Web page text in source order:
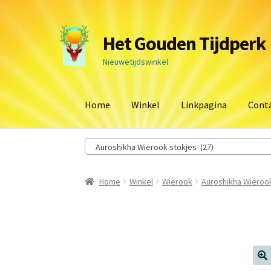
Ga
door
naar
navigatie
Ga
naar
inhoud
Het Gouden Tijdperk
Nieuwetijdswinkel
Home Winkel Linkpagina
Auroshikha Wierook stokjes (27)
Home Winkel Wierook Auroshikha